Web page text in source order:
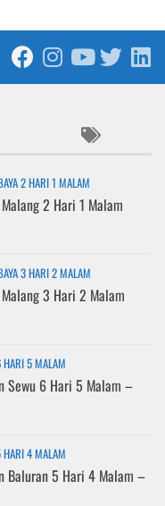
2 HARI 1 MALAM
2 Hari 1 Malam
3 HARI 2 MALAM
3 Hari 2 Malam
HARI 5 MALAM
Sewu 6 Hari 5 Malam –
HARI 4 MALAM
Baluran 5 Hari 4 Malam –